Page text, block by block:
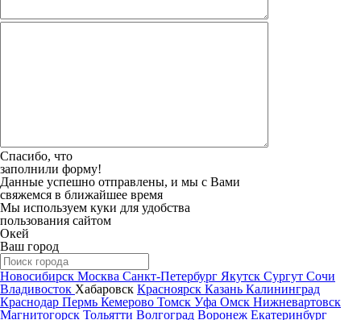
Спасибо, что
заполнили форму!
Данные успешно отправлены, и мы с Вами
свяжемся в ближайшее время
Мы используем куки для удобства
пользования сайтом
Окей
Ваш город
Новосибирск Москва Санкт-Петербург Якутск Сургут Сочи
Владивосток Хабаровск Красноярск Казань Калининград
Краснодар Пермь Кемерово Томск Уфа Омск Нижневартовск
Магнитогорск Тольятти Волгоград Воронеж Екатеринбург